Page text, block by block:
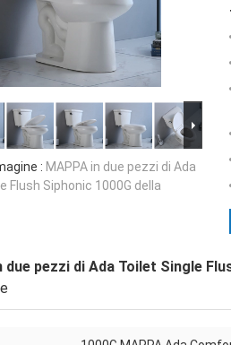
: MAPPA in due pezzi di Ada
Flush Siphonic 1000G della
due pezzi di Ada Toilet Single